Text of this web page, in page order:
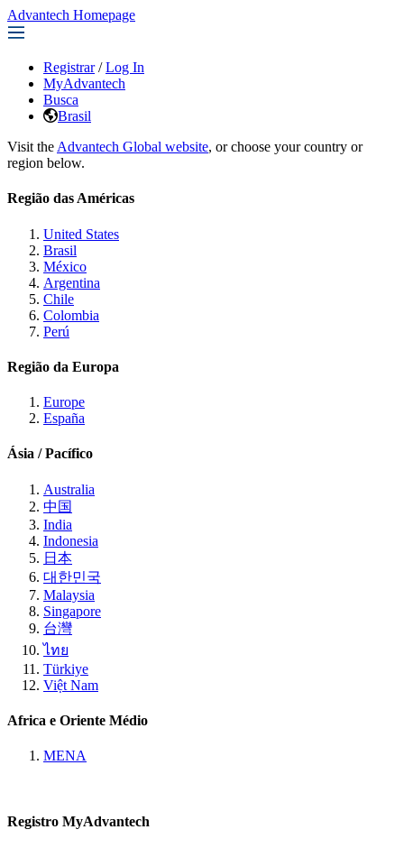
Advantech Homepage
Registrar / Log In
MyAdvantech
Busca
Brasil
Visit the Advantech Global website, or choose your country or
region below.
Região das Américas
United States
Brasil
México
Argentina
Chile
Colombia
Perú
Região da Europa
Europe
España
Ásia / Pacífico
Australia
中国
India
Indonesia
日本
대한민국
Malaysia
Singapore
台灣
ไทย
Türkiye
Việt Nam
Africa e Oriente Médio
MENA
Registro MyAdvantech